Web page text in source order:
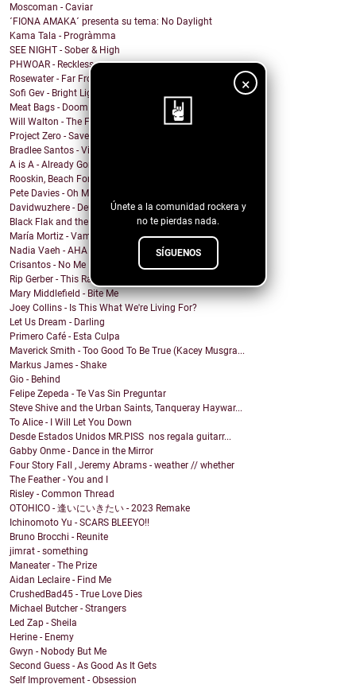
×
Únete a la comunidad rockera y
no te pierdas nada.
SÍGUENOS
Moscoman - Caviar
´FIONA AMAKA´ presenta su tema: No Daylight
Kama Tala - Progràmma
SEE NIGHT - Sober & High
PHWOAR - Reckless
Rosewater - Far From Home
Sofi Gev - Bright Light Shining
Meat Bags - Doom
Will Walton - The Fine Line
Project Zero - Save the Date
Bradlee Santos - Violent Kiss
A is A - Already Gone
Rooskin, Beach For Tiger - Forever This Way
Pete Davies - Oh My God
Davidwuzhere - Deuces
Black Flak and the Nightmare Fighters - Depthlight
María Mortiz - Vampiro
Nadia Vaeh - AHA
Crisantos - No Me Digas C****n
Rip Gerber - This Ranch Is My Church
Mary Middlefield - Bite Me
Joey Collins - Is This What We're Living For?
Let Us Dream - Darling
Primero Café - Esta Culpa
Maverick Smith - Too Good To Be True (Kacey Musgra...
Markus James - Shake
Gio - Behind
Felipe Zepeda - Te Vas Sin Preguntar
Steve Shive and the Urban Saints, Tanqueray Haywar...
To Alice - I Will Let You Down
Desde Estados Unidos MR.PISS nos regala guitarr...
Gabby Onme - Dance in the Mirror
Four Story Fall , Jeremy Abrams - weather // whether
The Feather - You and I
Risley - Common Thread
OTOHICO - 逢いにいきたい - 2023 Remake
Ichinomoto Yu - SCARS BLEEYO!!
Bruno Brocchi - Reunite
jimrat - something
Maneater - The Prize
Aidan Leclaire - Find Me
CrushedBad45 - True Love Dies
Michael Butcher - Strangers
Led Zap - Sheila
Herine - Enemy
Gwyn - Nobody But Me
Second Guess - As Good As It Gets
Self Improvement - Obsession